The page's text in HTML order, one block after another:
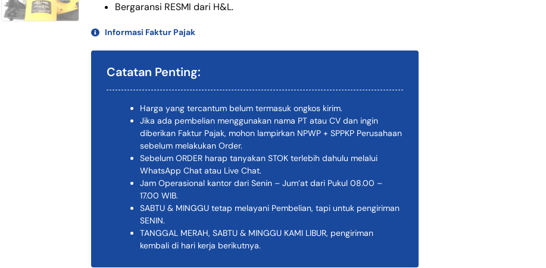
Bergaransi RESMI dari H&L.
Informasi Faktur Pajak
Catatan Penting:
Harga yang tercantum belum termasuk ongkos kirim.
Jika ada pembelian menggunakan nama PT atau CV dan ingin
diberikan Faktur Pajak, mohon lampirkan NPWP + SPPKP Perusahaan
sebelum melakukan Order.
Sebelum ORDER harap tanyakan STOK terlebih dahulu melalui
WhatsApp Chat atau Live Chat.
Jam Operasional kantor dari Senin – Jum’at dari Pukul 08.00 –
17.00 WIB.
SABTU & MINGGU tetap melayani Pembelian, tapi untuk pengiriman
SENIN.
TANGGAL MERAH, SABTU & MINGGU KAMI LIBUR, pengiriman
kembali di hari kerja berikutnya.